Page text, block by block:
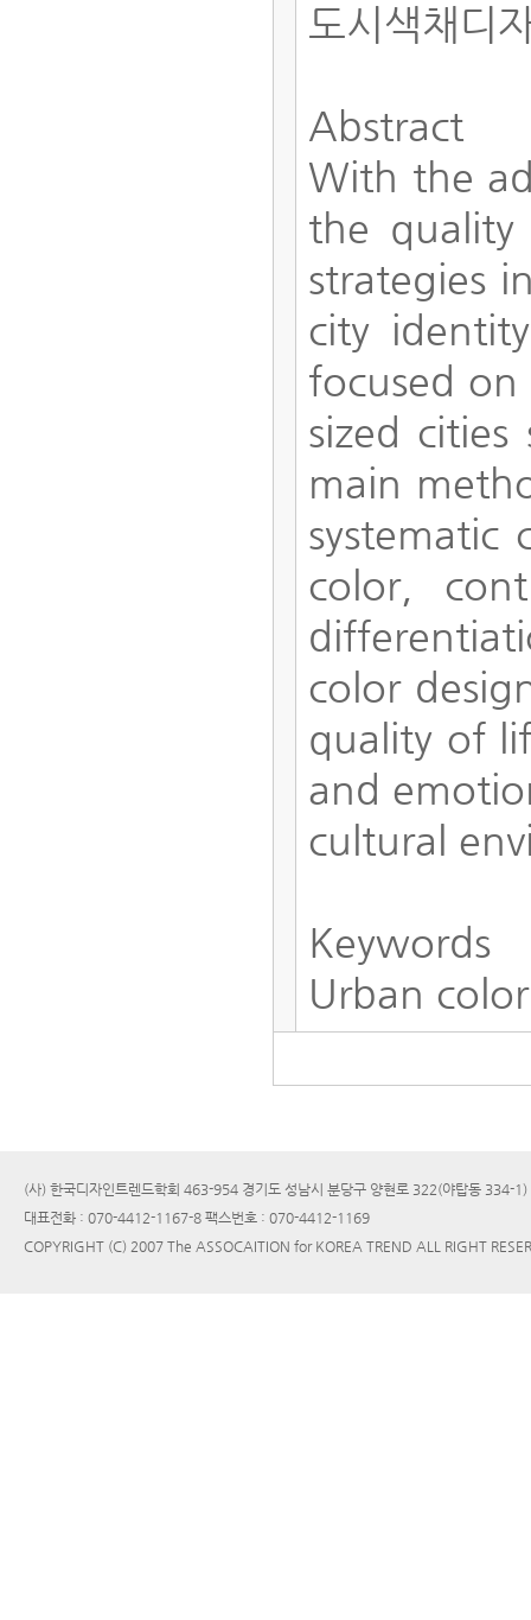
도시색채디
Abstract
With the
the
strategies
city
focused
sized
main
systematic
color,
color
quality of
and
cultural
Keywords
Urban
(사) 한국디자인트렌드학회 463-954 경기도 성남시 분당구 양현로 322(야탑동 334-
대표전화 : 070-4412-1167-8 팩스번호 : 070-4412-1169
COPYRIGHT (C) 2007 The ASSOCAITION for KOREA TREND ALL RIGHT